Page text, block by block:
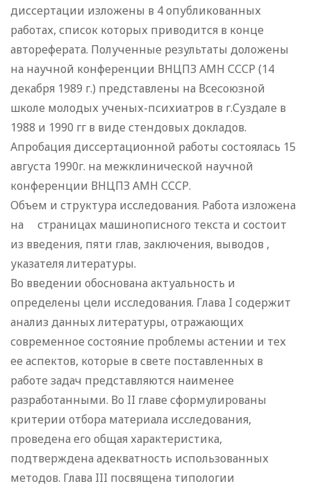
диссертации изложены в 4 опубликованных
работах, список которых приводится в конце
автореферата. Полученные результаты доложены
на научной конференции ВНЦПЗ АМН СССР (14
декабря 1989 г.) представлены на Всесоюзной
школе молодых ученых-психиатров в г.Суздале в
1988 и 1990 гг в виде стендовых докладов.
Апробация диссертационной работы состоялась 15
августа 1990г. на межклинической научной
конференции ВНЦПЗ АМН СССР.
Объем и структура исследования. Работа изложена
на страницах машинописного текста и состоит
из введения, пяти глав, заключения, выводов ,
указателя литературы.
Во введении обоснована актуальность и
определены цели исследования. Глава I содержит
анализ данных литературы, отражающих
современное состояние проблемы астении и тех
ее аспектов, которые в свете поставленных в
работе задач представляются наименее
разработанными. Во II главе сформулированы
критерии отбора материала исследования,
проведена его общая характеристика,
подтверждена адекватность использованных
методов. Глава III посвящена типологии